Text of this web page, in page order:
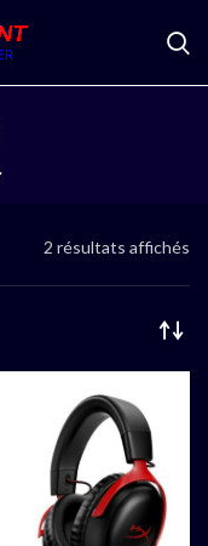
2 résultats affichés